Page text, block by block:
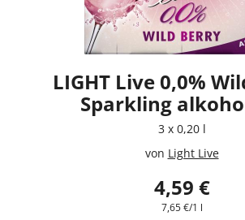
LIGHT Live 0,0%
Sparkling
3 x 0,20 l
von Light Live
4,59 €
7,65 €/1 l